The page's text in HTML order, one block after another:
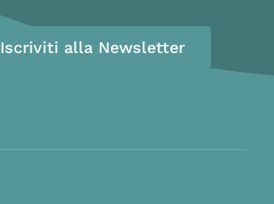
Iscriviti alla Newsletter